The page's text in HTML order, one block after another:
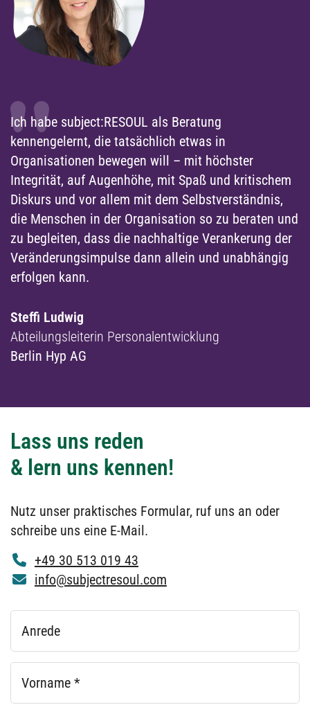
Ich habe subject:RESOUL als Beratung
kennengelernt, die tatsächlich etwas in
Organisationen bewegen will – mit höchster
Integrität, auf Augenhöhe, mit Spaß und kritischem
Diskurs und vor allem mit dem Selbstverständnis,
die Menschen in der Organisation so zu beraten und
zu begleiten, dass die nachhaltige Verankerung der
Veränderungsimpulse dann allein und unabhängig
erfolgen kann.
Steffi Ludwig
Abteilungsleiterin Personalentwicklung
Berlin Hyp AG
Lass uns reden
& lern uns kennen!
Nutz unser praktisches Formular, ruf uns an oder
schreibe uns eine E-Mail.
+49 30 513 019 43
info@subjectresoul.com